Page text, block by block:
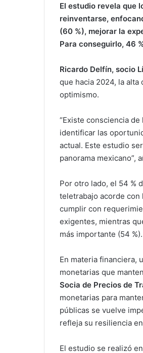
El estudio revela que
reinventarse,
(60 %), mejorar la
Para conseguirlo, 46
Ricardo Delfín, socio
que hacia 2024, la
optimismo.
“Existe consciencia
identificar las
actual. Este estudio
panorama mexicano”,
Por otro lado, el 54 %
teletrabajo acorde con
cumplir con
exigentes, mientras
más importante (54 %).
En materia financiera,
monetarias que
Socia de Precios de
monetarias para
públicas se vuelve
refleja su resiliencia
El estudio se realizó